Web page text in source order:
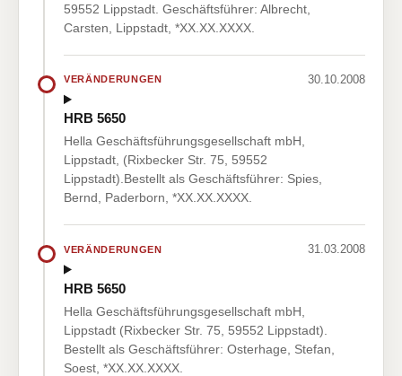
59552 Lippstadt. Geschäftsführer: Albrecht,
Carsten, Lippstadt, *XX.XX.XXXX.
VERÄNDERUNGEN 30.10.2008
HRB 5650
Hella Geschäftsführungsgesellschaft mbH,
Lippstadt, (Rixbecker Str. 75, 59552
Lippstadt).Bestellt als Geschäftsführer: Spies,
Bernd, Paderborn, *XX.XX.XXXX.
VERÄNDERUNGEN 31.03.2008
HRB 5650
Hella Geschäftsführungsgesellschaft mbH,
Lippstadt (Rixbecker Str. 75, 59552 Lippstadt).
Bestellt als Geschäftsführer: Osterhage, Stefan,
Soest, *XX.XX.XXXX.